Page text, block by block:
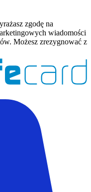
zgodę na
wiadomości
Możesz zrezygnować z